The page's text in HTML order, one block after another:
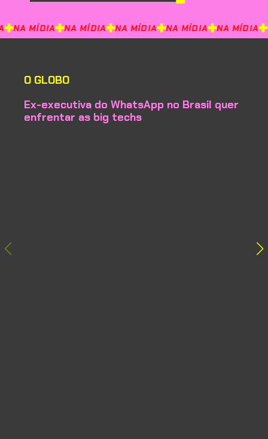
NA MÍDIA NA MÍDIA NA MÍDIA NA MÍDIA NA MÍDIA
O GLOBO
Ex-executiva do WhatsApp no Brasil quer
enfrentar as big techs